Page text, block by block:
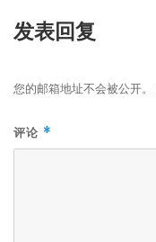
发表回复
您的邮箱地址不会被公开。
评论 *